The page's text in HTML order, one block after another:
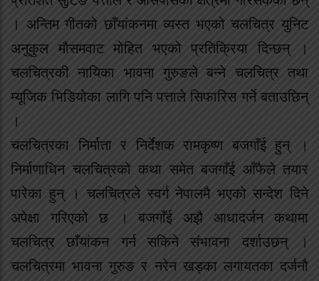
। अन्तिम गीतको छाँयांकनमा व्यस्त भएको चलचित्र युनिट
अनुकुल मौसमवाट मोहित भएको प्रतिक्रिया दिन्छन् ।
चलचित्रकी नायिका भावना गुरुङले बन्ने चलचित्र तथा
म्यूजिक भिडियोका लागि पनि पत्ताले सिफारिस गर्ने बताउछिन्
।
चलचित्रका निर्माता र निर्देशक रामकृष्ण बजगाँई हुन् ।
निर्माणाधिन चलचित्रको कथा समेत बजगाँई आँफैले तयार
पारेका हुन् । चलचित्रले स्वर्ग नेपालमै भएको सन्देश दिने
अपेक्षा गरिएको छ । बजगाँई अझै आधादर्जन कथामा
चलचित्र छाँयांकन गर्न सकिने संभावना दर्शाउछन् ।
चलचित्रमा भावना गुरुङ र नरेन खड्का लगायतका दर्जनौ